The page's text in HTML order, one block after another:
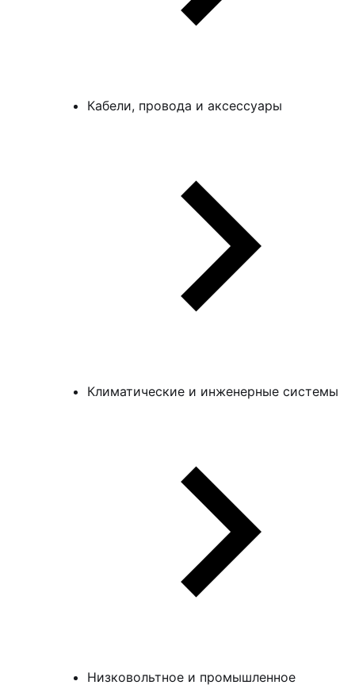
Кабели, провода и аксессуары
Климатические и инженерные системы
Низковольтное и промышленное